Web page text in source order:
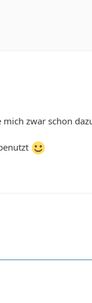
zwar schon